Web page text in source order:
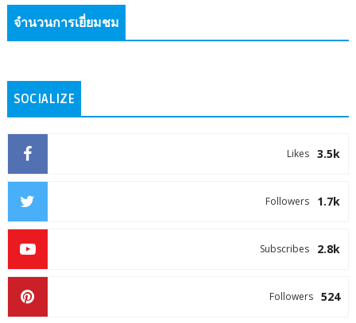
จำนวนการเยี่ยมชม
SOCIALIZE
3.5k
Likes
1.7k
Followers
2.8k
Subscribes
524
Followers